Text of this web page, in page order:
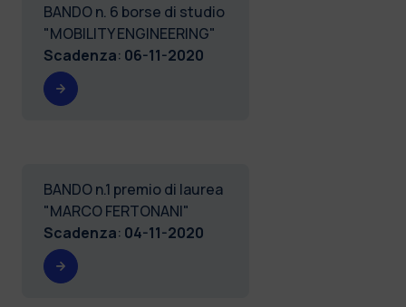
BANDO n. 6 borse di studio
"MOBILITY ENGINEERING"
Scadenza: 06-11-2020
BANDO n.1 premio di laurea
"MARCO FERTONANI"
Scadenza: 04-11-2020